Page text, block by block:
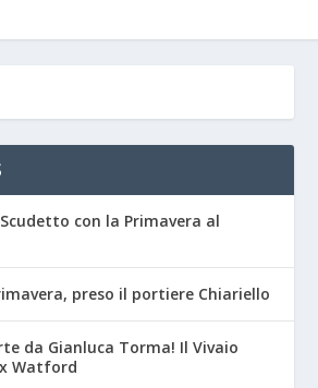
Scudetto con la Primavera al
preso il portiere Chiariello
da Gianluca Torma! Il Vivaio
Watford